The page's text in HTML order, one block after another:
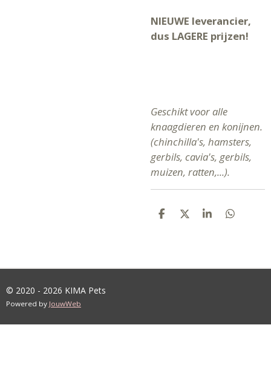
NIEUWE leverancier,
dus LAGERE prijzen!
Geschikt voor alle
knaagdieren en konijnen.
(chinchilla's, hamsters,
gerbils, cavia's, gerbils,
muizen, ratten,...).
D
D
S
D
© 2020 - 2026 KIMA Pets
Powered by JouwWeb